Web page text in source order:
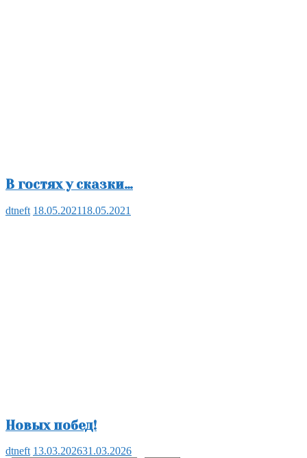
В гостях у сказки…
dtneft 18.05.202118.05.2021
Новых побед!
dtneft 13.03.202631.03.2026